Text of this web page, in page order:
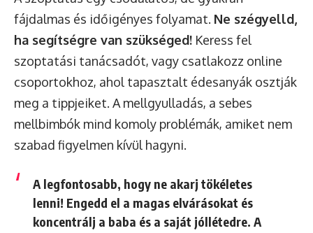
fájdalmas és időigényes folyamat. Ne szégyelld,
ha segítségre van szükséged! Keress fel
szoptatási tanácsadót, vagy csatlakozz online
csoportokhoz, ahol tapasztalt édesanyák osztják
meg a tippjeiket. A mellgyulladás, a sebes
mellbimbók mind komoly problémák, amiket nem
szabad figyelmen kívül hagyni.
A legfontosabb, hogy ne akarj tökéletes
lenni! Engedd el a magas elvárásokat és
koncentrálj a baba és a saját jóllétedre. A